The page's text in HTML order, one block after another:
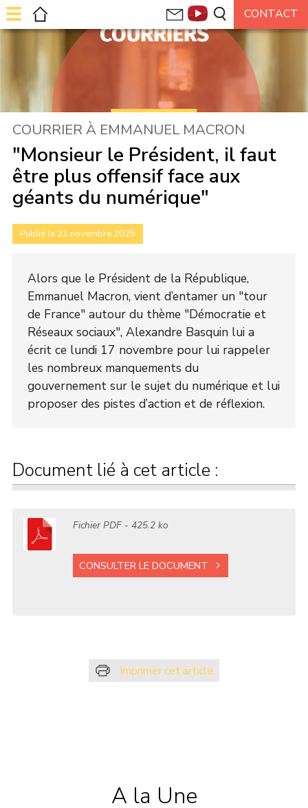
COURRIERS
COURRIER À EMMANUEL MACRON
"Monsieur le Président, il faut
être plus offensif face aux
géants du numérique"
Publié le 21 novembre 2025
Alors que le Président de la République,
Emmanuel Macron, vient d’entamer un "tour
de France" autour du thème "Démocratie et
Réseaux sociaux", Alexandre Basquin lui a
écrit ce lundi 17 novembre pour lui rappeler
les nombreux manquements du
gouvernement sur le sujet du numérique et lui
proposer des pistes d’action et de réflexion.
Document lié à cet article :
FichierPDF- 425.2 ko
CONSULTER LE DOCUMENT
Imprimer cet article
A la Une